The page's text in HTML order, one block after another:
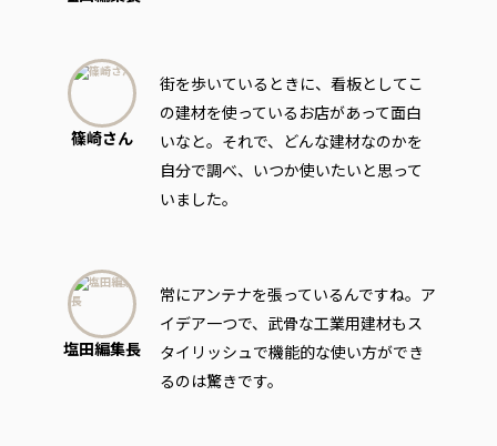
篠崎さん
街を歩いているときに、看板としてこ
の建材を使っているお店があって面白
いなと。それで、どんな建材なのかを
自分で調べ、いつか使いたいと思って
いました。
塩田編集長
常にアンテナを張っているんですね。ア
イデア一つで、武骨な工業用建材もス
タイリッシュで機能的な使い方ができ
るのは驚きです。